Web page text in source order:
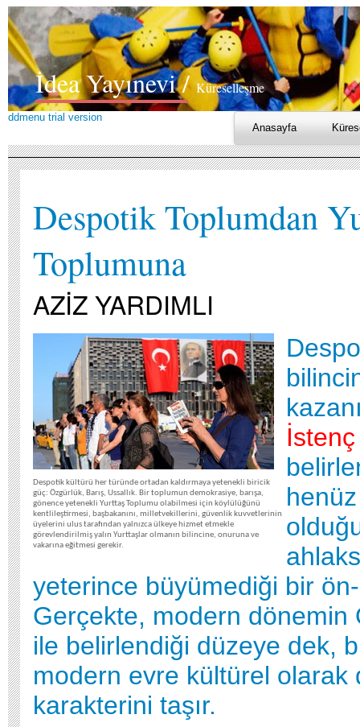
İdea Yayınevi /Küreselleşme
ddmenu trial version
Anasayfa
Despotik Toplumdan
Toplumuna
AZİZ YARDIMLI
Despotik kültürü her türünde ortadan kaldırmaya yetenekli biricik
güç: Özgürlük, Barış, Ussallık. Bir toplumun demokrasiye, barışa,
gönence yetenekli Yurttaş Toplumu olabilmesi için köylülüğünü
kentlileştirmesi, başbakanını, milletvekillerini, güvenlik kuvvetlerinin
üyelerini ulus tarafından yalnızca ülkeye hizmet etmekle
görevlendirilmiş yalın Yurttaşlar olmanın bilincine, onuruna ve
vakarına eğitmesi gerekir.
yeterince büyümediği bir
Gerçekte, modern dönemin
ile belirlendiği düzeye dek,
modern evre kültürel olarak
karakterini taşır.